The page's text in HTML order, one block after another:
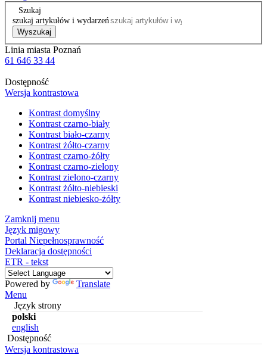
Szukaj
szukaj artykułów i wydarzeń
Wyszukaj
Linia miasta Poznań
61 646 33 44
Dostępność
Wersja kontrastowa
Kontrast domyślny
Kontrast czarno-biały
Kontrast biało-czarny
Kontrast żółto-czarny
Kontrast czarno-żółty
Kontrast czarno-zielony
Kontrast zielono-czarny
Kontrast żółto-niebieski
Kontrast niebiesko-żółty
Zamknij menu
Język migowy
Portal Niepełnosprawność
Deklaracja dostępności
ETR - tekst
Powered by
Translate
Menu
Język strony
polski
english
Dostępność
Wersja kontrastowa